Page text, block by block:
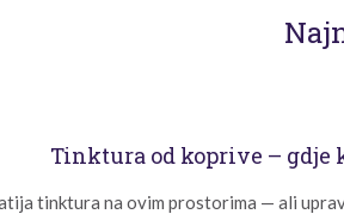
Tinktura od koprive –
tinktura na ovim prostorima — ali